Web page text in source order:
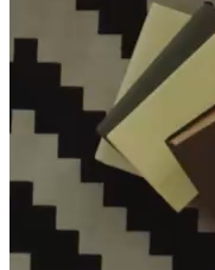
מוסד לימודים:
מחלקה: